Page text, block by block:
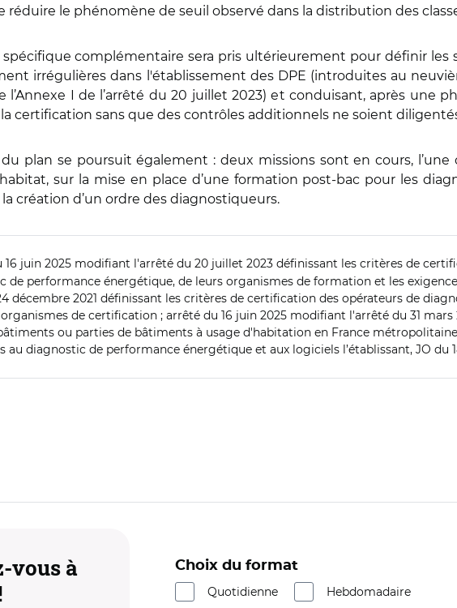
le phénomène de seuil observé dans la distribution des
spécifique complémentaire sera pris ultérieurement pour définir
irrégulières dans l'établissement des DPE (introduites au
l’Annexe I de l’arrêté du 20 juillet 2023) et conduisant, après une
certification sans que des contrôles additionnels ne soient
plan se poursuit également : deux missions sont en cours,
sur la mise en place d’une formation post-bac pour les
création d’un ordre des diagnostiqueurs.
16 juin 2025 modifiant l'arrêté du 20 juillet 2023 définissant les critères de
de performance énergétique, de leurs organismes de formation et les
décembre 2021 définissant les critères de certification des opérateurs de
de certification ; arrêté du 16 juin 2025 modifiant l'arrêté du 31
ou parties de bâtiments à usage d'habitation en France
au diagnostic de performance énergétique et aux logiciels l’établissant, JO du
vous à
Choix du format
Quotidienne
Hebdomadaire